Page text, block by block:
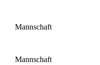
Mannschaft
Mannschaft